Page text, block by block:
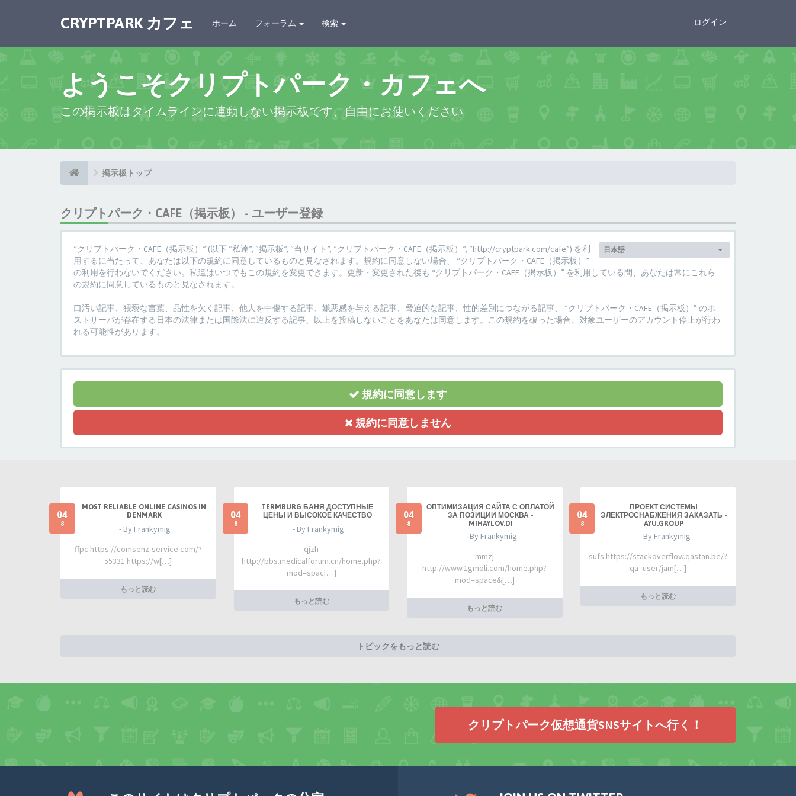
CRYPTPARK カフェ ホーム フォーラム 検索 ログイン
ようこそクリプトパーク・カフェへ
この掲示板はタイムラインに連動しない掲示板です、自由にお使いください
掲示板トップ
クリプトパーク・CAFE（掲示板） - ユーザー登録
言
語:
日本語
“クリプトパーク・CAFE（掲示板）” (以下 “私達”, “掲示板”, “当サイト”, “クリプトパーク・CAFE（掲示板）”, “http://cryptpark.com/cafe”) を利
用するに当たって、あなたは以下の規約に同意しているものと見なされます。規約に同意しない場合、 “クリプトパーク・CAFE（掲示板）”
の利用を行わないでください。私達はいつでもこの規約を変更できます。更新・変更された後も “クリプトパーク・CAFE（掲示板）” を利用している間、あなたは常にこれら
の規約に同意しているものと見なされます。
口汚い記事、猥褻な言葉、品性を欠く記事、他人を中傷する記事、嫌悪感を与える記事、脅迫的な記事、性的差別につながる記事、 “クリプトパーク・CAFE（掲示板）” のホ
ストサーバが存在する日本の法律または国際法に違反する記事、以上を投稿しないことをあなたは同意します。この規約を破った場合、対象ユーザーのアカウント停止が行わ
れる可能性があります。
規約に同意します
規約に同意しません
04
8
MOST RELIABLE ONLINE CASINOS IN
DENMARK
- By Frankymig
ffpc https://comsenz-service.com/?
55331 https://w[…]
もっと読む
04
8
TERMBURG БАНЯ ДОСТУПНЫЕ
ЦЕНЫ И ВЫСОКОЕ КАЧЕСТВО
- By Frankymig
qjzh
http://bbs.medicalforum.cn/home.php?
mod=spac[…]
もっと読む
04
8
ОПТИМИЗАЦИЯ САЙТА С ОПЛАТОЙ
ЗА ПОЗИЦИИ МОСКВА -
MIHAYLOV.DI
- By Frankymig
mmzj
http://www.1gmoli.com/home.php?
mod=space&[…]
もっと読む
04
8
ПРОЕКТ СИСТЕМЫ
ЭЛЕКТРОСНАБЖЕНИЯ ЗАКАЗАТЬ -
AYU.GROUP
- By Frankymig
sufs https://stackoverflow.qastan.be/?
qa=user/jam[…]
もっと読む
トピックをもっと読む
クリプトパーク仮想通貨SNSサイトへ行く！